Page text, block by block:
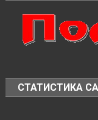
СТАТИСТИКА